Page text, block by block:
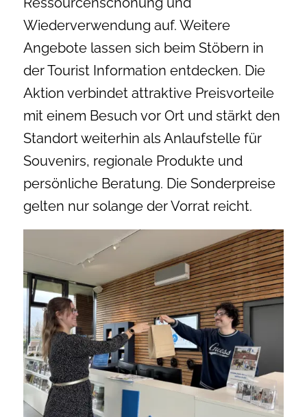
Wiederverwendung auf. Weitere
Angebote lassen sich beim Stöbern in
der Tourist Information entdecken. Die
Aktion verbindet attraktive Preisvorteile
mit einem Besuch vor Ort und stärkt den
Standort weiterhin als Anlaufstelle für
Souvenirs, regionale Produkte und
persönliche Beratung. Die Sonderpreise
gelten nur solange der Vorrat reicht.